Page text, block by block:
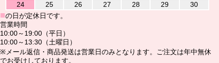
24
25 26 27 28 29 30
■の日が定休日です。
営業時間
10:00～19:00（平日）
10:00～13:30（土曜日）
※メール返信・商品発送は営業日のみとなります。ご注文は年中無休
でお受けしております。